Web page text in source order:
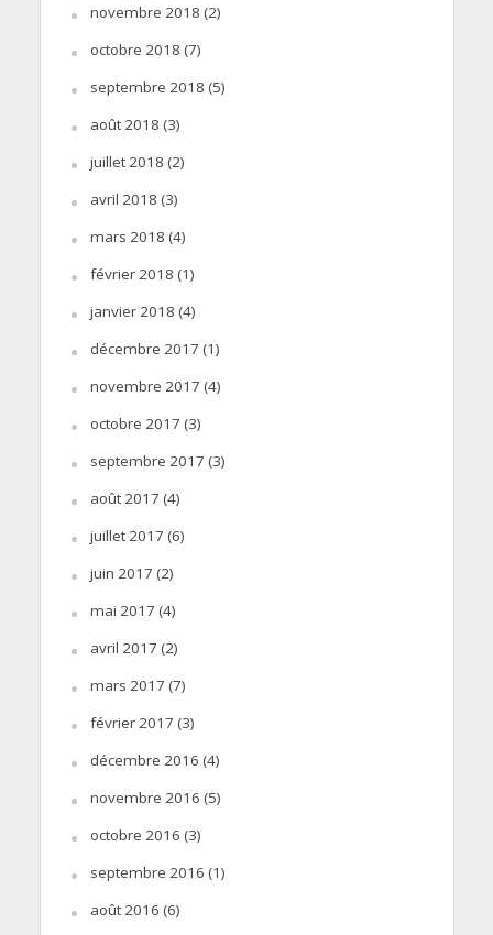
novembre 2018 (2)
octobre 2018 (7)
septembre 2018 (5)
août 2018 (3)
juillet 2018 (2)
avril 2018 (3)
mars 2018 (4)
février 2018 (1)
janvier 2018 (4)
décembre 2017 (1)
novembre 2017 (4)
octobre 2017 (3)
septembre 2017 (3)
août 2017 (4)
juillet 2017 (6)
juin 2017 (2)
mai 2017 (4)
avril 2017 (2)
mars 2017 (7)
février 2017 (3)
décembre 2016 (4)
novembre 2016 (5)
octobre 2016 (3)
septembre 2016 (1)
août 2016 (6)